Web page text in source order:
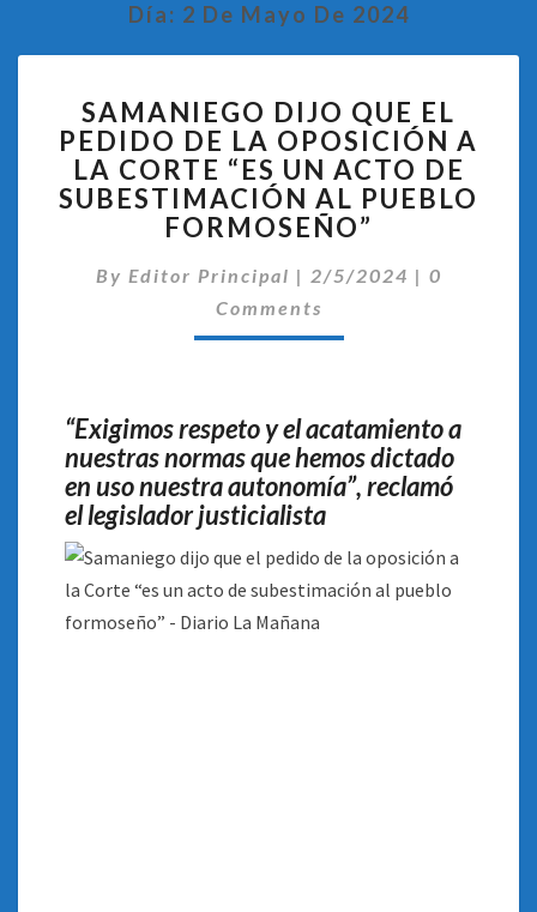
Día: 2 De Mayo De 2024
DIJO
QUE
EL
PEDIDO
DE
LA
OPOSICIÓN
ACTO
DE
SUBESTIMACIÓN
AL
FORMOSEÑO”
SAMANIEGO DIJO QUE EL
PEDIDO DE LA OPOSICIÓN A
LA CORTE “ES UN ACTO DE
SUBESTIMACIÓN AL PUEBLO
FORMOSEÑO”
By Editor Principal | 2/5/2024 | 0
Comments
“Exigimos respeto y el acatamiento a
nuestras normas que hemos dictado
en uso nuestra autonomía”, reclamó
el legislador justicialista